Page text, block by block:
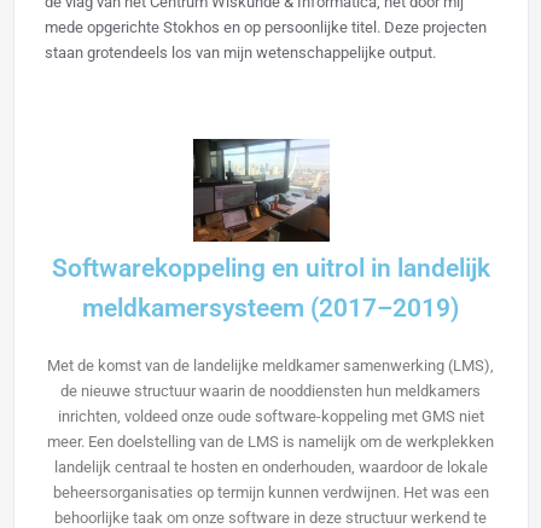
mede opgerichte Stokhos en op persoonlijke titel. Deze projecten
staan grotendeels los van mijn wetenschappelijke output.
Softwarekoppeling en uitrol in landelijk
meldkamersysteem (2017–2019)
Met de komst van de landelijke meldkamer samenwerking (LMS),
de nieuwe structuur waarin de nooddiensten hun meldkamers
inrichten, voldeed onze oude software-koppeling met GMS niet
meer. Een doelstelling van de LMS is namelijk om de werkplekken
landelijk centraal te hosten en onderhouden, waardoor de lokale
beheersorganisaties op termijn kunnen verdwijnen. Het was een
behoorlijke taak om onze software in deze structuur werkend te